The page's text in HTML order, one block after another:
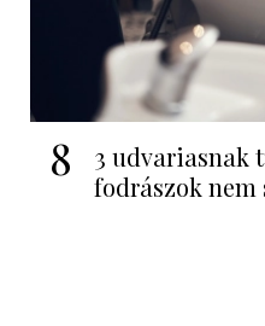
8
3 udvariasnak
fodrászok nem